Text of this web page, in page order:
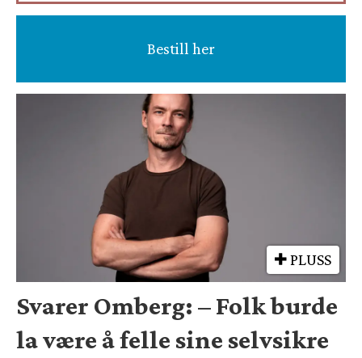
Bestill her
PLUSS
Svarer Omberg: – Folk burde
la være å felle sine selvsikre